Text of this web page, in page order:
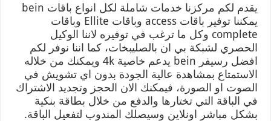
يقدم لكم مركزنا خدمات شاملة لكل انواع باقات bein
يمكننا توفير باقات access وباقات Ellite وباقات
complete وكل ما ترغب في توفيره لاننا الوكيل
الحصري لشبكة بي ان بالصليبخات، كما اننا نوفر لكم
افضل رسيفر bein يدعم خاصية 4k ويمكنك من خلاله
الاستمتاع بمشاهدة عالية الجودة بدون اي تشويش في
الصوت او الصورة، فيمكنك الان الحجز وتجديد الاشتراك
في الباقة التي تختارها والدفع من خلال بطاقة بنكية
بشكل مباشر اونلاين وسيصلك المندوب لتفعيل الباقة.